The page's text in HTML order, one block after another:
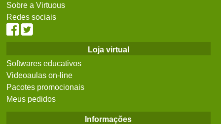
Sobre a Virtuous
Redes sociais
Loja virtual
Softwares educativos
Videoaulas on-line
Pacotes promocionais
Meus pedidos
Informações